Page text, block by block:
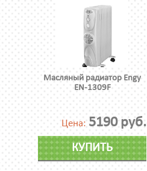
Масляный радиатор Engy
EN-1309F
Цена: 5190 руб.
КУПИТЬ